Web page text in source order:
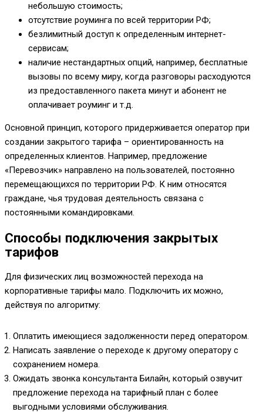
небольшую стоимость;
отсутствие роуминга по всей территории РФ;
безлимитный доступ к определенным интернет-
сервисам;
наличие нестандартных опций, например, бесплатные
вызовы по всему миру, когда разговоры расходуются
из предоставленного пакета минут и абонент не
оплачивает роуминг и т.д.
Основной принцип, которого придерживается оператор при
создании закрытого тарифа – ориентированность на
определенных клиентов. Например, предложение
«Перевозчик» направлено на пользователей, постоянно
перемещающихся по территории РФ. К ним относятся
граждане, чья трудовая деятельность связана с
постоянными командировками.
Способы подключения закрытых
тарифов
Для физических лиц возможностей перехода на
корпоративные тарифы мало. Подключить их можно,
действуя по алгоритму:
Оплатить имеющиеся задолженности перед оператором.
Написать заявление о переходе к другому оператору с
сохранением номера.
Ожидать звонка консультанта Билайн, который озвучит
предложение перехода на тарифный план с более
выгодными условиями обслуживания.